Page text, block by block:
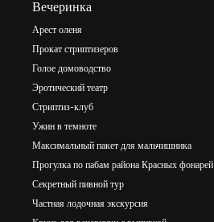
Вечеринка
Арест оленя
Прокат стриптизеров
Голое домоводство
Эротический театр
Стриптиз-клуб
Ужин в темноте
Максимальный пакет для мальчишника
Прогулка по пабам района Красных фонарей
Секретный пивной тур
Частная лодочная экскурсия